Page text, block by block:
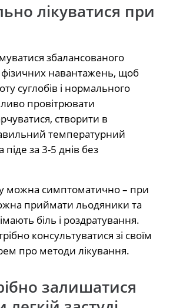
лікуватися при
збалансованого
фізичних навантажень, щоб
суглобів і нормального
провітрювати
створити в
температурний
за 3-5 днів без
можна симптоматично – при
приймати льодяники та
біль і роздратування.
консультуватися зі своїм
про методи лікування.
залишатися